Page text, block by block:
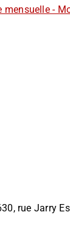
mensuelle -
rue Jarry